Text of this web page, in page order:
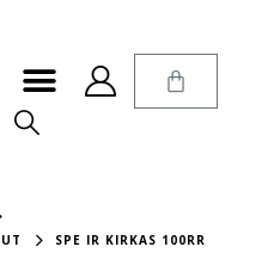
SPE IR KIRKAS 100RR